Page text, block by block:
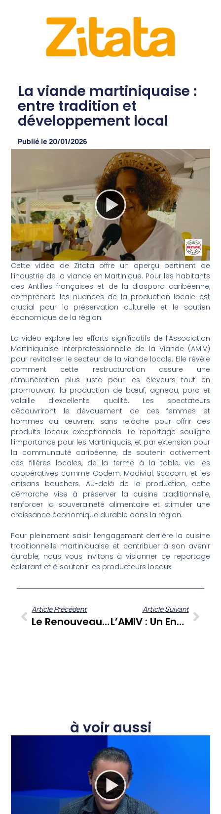
La viande martiniquaise :
entre tradition et
développement local
Publié le 20/01/2026
Cette vidéo de Zitata offre un aperçu pertinent de
l’industrie de la viande en Martinique. Pour les habitants
des Antilles françaises et de la diaspora caribéenne,
comprendre les nuances de la production locale est
crucial pour la préservation culturelle et le soutien
économique de la région.
La vidéo explore les efforts significatifs de l’Association
Martiniquaise Interprofessionnelle de la Viande (AMIV)
pour revitaliser le secteur de la viande locale. Elle révèle
comment cette restructuration assure une
rémunération plus juste pour les éleveurs tout en
promouvant la production de bœuf, agneau, porc et
volaille d’excellente qualité. Les spectateurs
découvriront le dévouement de ces femmes et
hommes qui œuvrent sans relâche pour offrir des
produits locaux exceptionnels. Le reportage souligne
l’importance pour les Martiniquais, et par extension pour
la communauté caribéenne, de soutenir activement
ces filières locales, de la ferme à la table, via les
coopératives comme Codem, Madivial, Scacom, et les
artisans bouchers. Au-delà de la production, cette
démarche vise à préserver la cuisine traditionnelle,
renforcer la souveraineté alimentaire et stimuler une
croissance économique durable dans la région.
Pour pleinement saisir l’engagement derrière la cuisine
traditionnelle martiniquaise et contribuer à son avenir
durable, nous vous invitons à visionner ce reportage
éclairant et à soutenir les producteurs locaux.
Article Précédent
Le Renouveau Agricole En Martinique : L’audace De Deux Femmes Face Aux Défis Du 2.0
Article Suivant
L’AMIV : Un Engagement Pour L’avenir De La Filière Viande Locale En Martinique
à voir aussi